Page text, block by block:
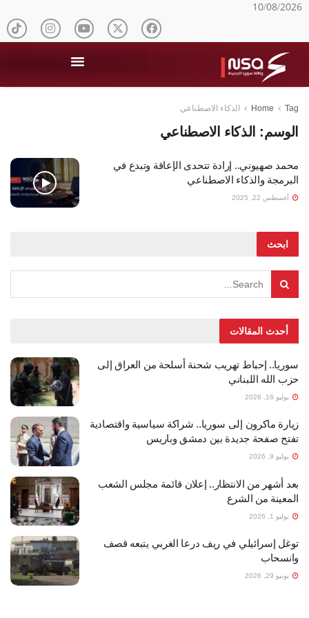
10/08/2026
Home Tag الذكاء الاصطناعي
الوسم: الذكاء الاصطناعي
محمد صهيوني.. إرادة تتحدى الإعاقة وتبدع في
البرمجة والذكاء الاصطناعي
أغسطس 22, 2025
ابحث
أحدث المقالات
سوريا.. إحباط تهريب شحنة أسلحة من العراق إلى
حزب الله اللبناني
يوليو 16, 2026
زيارة ماكرون إلى سوريا.. شراكة سياسية واقتصادية
تفتح صفحة جديدة بين دمشق وباريس
يوليو 9, 2026
بعد أشهر من الانتظار.. إعلان قائمة مجلس الشعب
المعينة من الشرع
يوليو 1, 2026
توغل إسرائيلي في ريف درعا الغربي يتبعه قصف
وانسحاب
يونيو 29, 2026